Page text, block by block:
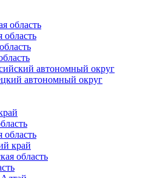
область
область
автономный округ
автономный округ
область
край
область